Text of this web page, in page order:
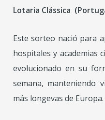
Lotaria Clássica
Este sorteo nació para
hospitales y academias
evolucionado en su
semana, manteniendo
más longevas de Europa.